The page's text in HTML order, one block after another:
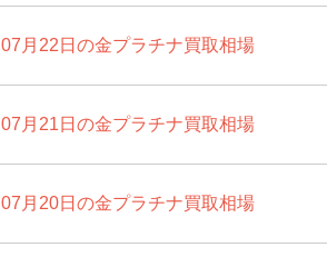
07月22日の金プラチナ買取相場
07月21日の金プラチナ買取相場
07月20日の金プラチナ買取相場